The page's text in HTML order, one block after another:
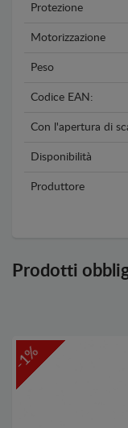
Protezione
Motorizzazione
Peso
Codice EAN:
Con l'apertura di
Disponibilità
Produttore
Prodotti
-1%